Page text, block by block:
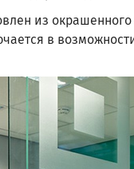
из
в